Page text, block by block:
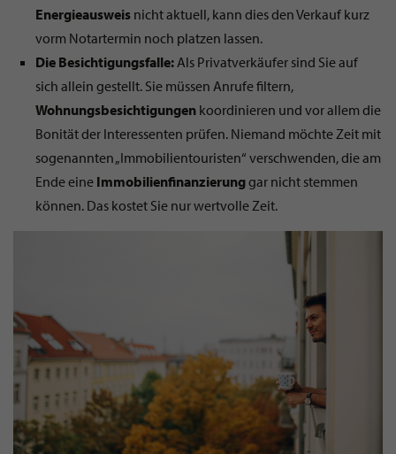
Energieausweis nicht aktuell, kann dies den Verkauf kurz
vorm Notartermin noch platzen lassen.
Die Besichtigungsfalle: Als Privatverkäufer sind Sie auf
sich allein gestellt. Sie müssen Anrufe filtern,
Wohnungsbesichtigungen koordinieren und vor allem die
Bonität der Interessenten prüfen. Niemand möchte Zeit mit
sogenannten „Immobilientouristen“ verschwenden, die am
Ende eine Immobilienfinanzierunggar nicht stemmen
können. Das kostet Sie nur wertvolle Zeit.